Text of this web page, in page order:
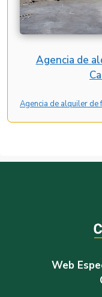
Agencia de
Agencia de alquiler de
Web